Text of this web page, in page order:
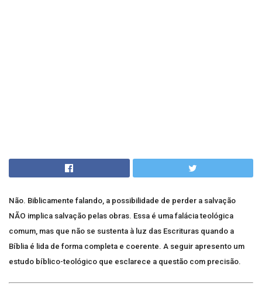
Não. Biblicamente falando, a possibilidade de perder a salvação
NÃO implica salvação pelas obras. Essa é uma falácia teológica
comum, mas que não se sustenta à luz das Escrituras quando a
Bíblia é lida de forma completa e coerente. A seguir apresento um
estudo bíblico-teológico que esclarece a questão com precisão.